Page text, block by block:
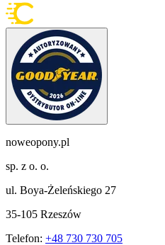
noweopony.pl
sp. z o. o.
ul. Boya-Żeleńskiego 27
35-105 Rzeszów
Telefon: +48 730 730 705